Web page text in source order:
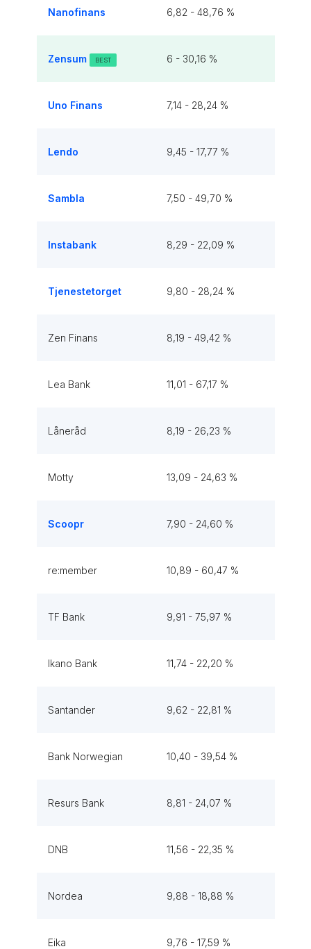
Nanofinans 6,82 - 48,76 %
Zensum BEST 6 - 30,16 %
Uno Finans 7,14 - 28,24 %
Lendo 9,45 - 17,77 %
Sambla 7,50 - 49,70 %
Instabank 8,29 - 22,09 %
Tjenestetorget 9,80 - 28,24 %
Zen Finans 8,19 - 49,42 %
Lea Bank 11,01 - 67,17 %
Låneråd 8,19 - 26,23 %
Motty 13,09 - 24,63 %
Scoopr 7,90 - 24,60 %
re:member 10,89 - 60,47 %
TF Bank 9,91 - 75,97 %
Ikano Bank 11,74 - 22,20 %
Santander 9,62 - 22,81 %
Bank Norwegian 10,40 - 39,54 %
Resurs Bank 8,81 - 24,07 %
DNB 11,56 - 22,35 %
Nordea 9,88 - 18,88 %
Eika 9,76 - 17,59 %